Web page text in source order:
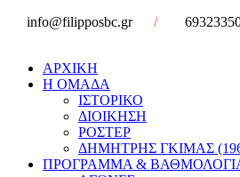
info@filipposbc.gr
/
ΑΡΧΙΚΗ
Η ΟΜΑΔΑ
ΙΣΤΟΡΙΚΟ
ΔΙΟΙΚΗΣΗ
ΡΟΣΤΕΡ
ΔΗΜΗΤΡΗΣ ΓΚΙΜΑΣ
ΠΡΟΓΡΑΜΜΑ &